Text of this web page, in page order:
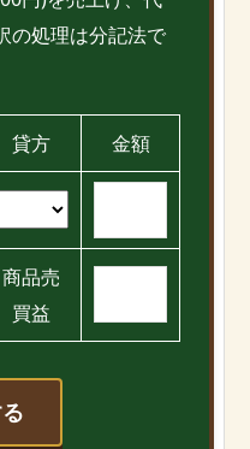
の処理は分記法で
貸方 金額
商品売
買益